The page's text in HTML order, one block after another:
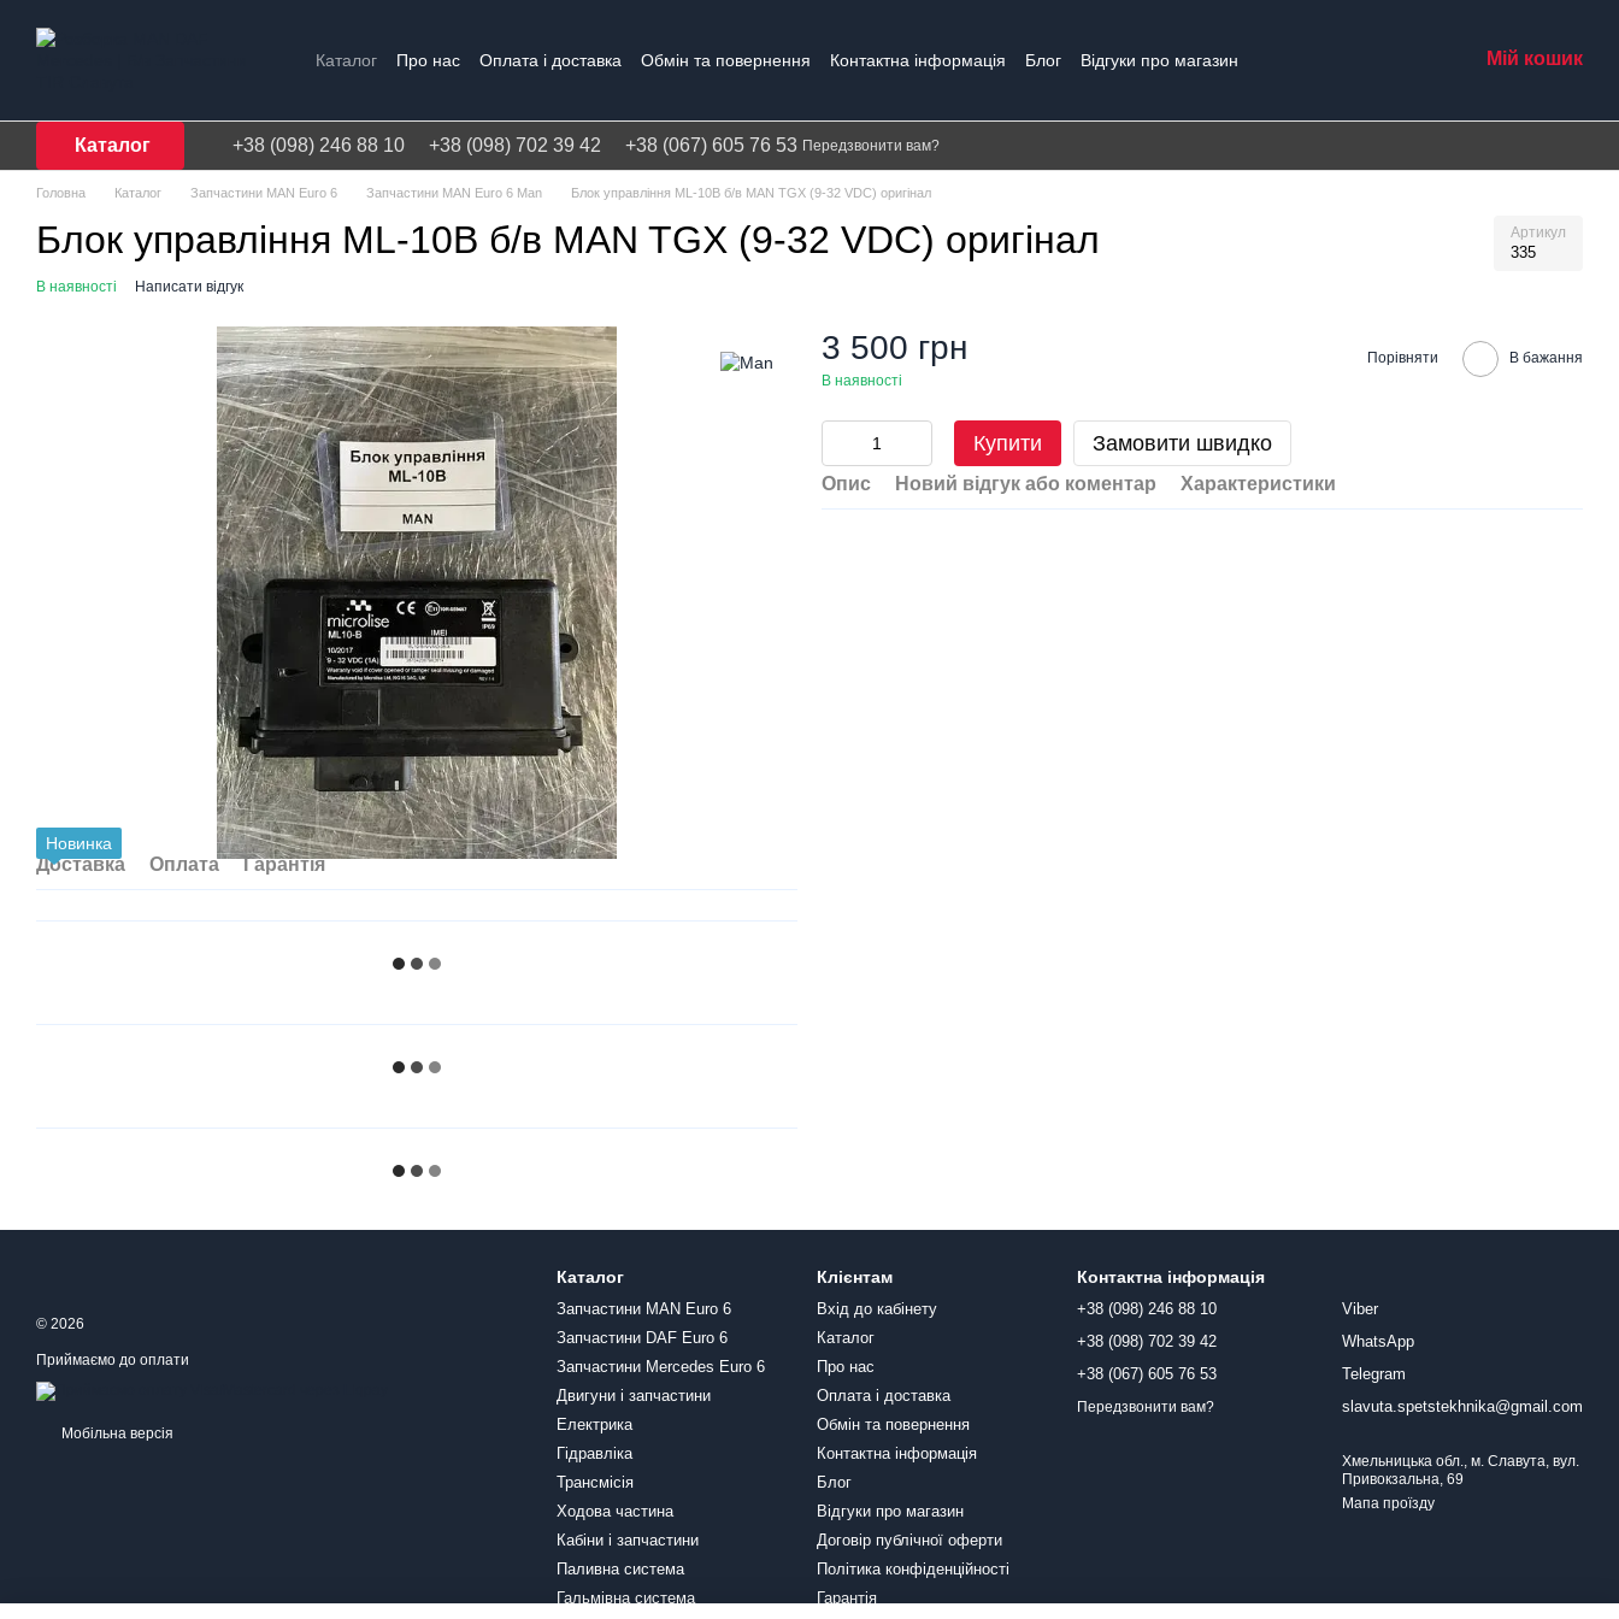
Каталог Про нас Оплата і доставка Обмін та повернення Контактна інформація Блог
Відгуки про магазин
Мій кошик
Каталог +38 (098) 246 88 10 +38 (098) 702 39 42 +38 (067) 605 76 53 Передзвонити вам?
Головна Каталог Запчастини MAN Euro 6 Запчастини MAN Euro 6 Man Блок управління ML-10B б/в MAN TGX (9-32 VDC) оригінал
Блок управління ML-10B б/в MAN TGX (9-32 VDC) оригінал Артикул
335
В наявності Написати відгук
Новинка
Доставка Оплата Гарантія
3 500 грн
В наявності
Порівняти В бажання
Купити Замовити швидко
Опис Новий відгук або коментар Характеристики
© 2026
Приймаємо до оплати
Мобільна версія
Каталог
Запчастини MAN Euro 6
Запчастини DAF Euro 6
Запчастини Mercedes Euro 6
Двигуни і запчастини
Електрика
Гідравліка
Трансмісія
Ходова частина
Кабіни і запчастини
Паливна система
Гальмівна система
Клієнтам
Вхід до кабінету
Каталог
Про нас
Оплата і доставка
Обмін та повернення
Контактна інформація
Блог
Відгуки про магазин
Договір публічної оферти
Політика конфіденційності
Гарантія
Контактна інформація
+38 (098) 246 88 10
+38 (098) 702 39 42
+38 (067) 605 76 53
Передзвонити вам?
Viber
WhatsApp
Telegram
slavuta.spetstekhnika@gmail.com
Хмельницька обл., м. Славута, вул.
Привокзальна, 69
Мапа проїзду